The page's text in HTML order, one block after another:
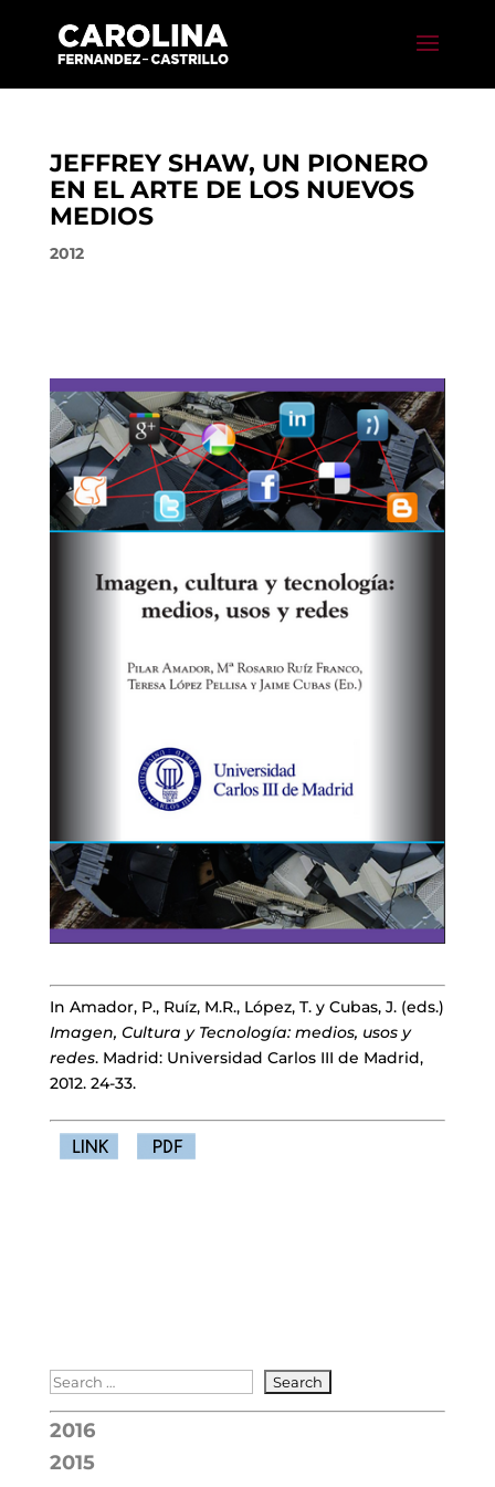
JEFFREY SHAW, UN PIONERO
EN EL ARTE DE LOS NUEVOS
MEDIOS
2012
In Amador, P., Ruíz, M.R., López, T. y Cubas, J. (eds.)
Imagen, Cultura y Tecnología: medios, usos y
redes. Madrid: Universidad Carlos III de Madrid,
2012. 24-33.
2016
2015